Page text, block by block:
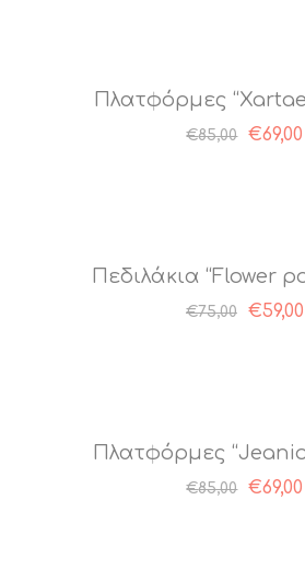
Πλατφόρμες
€85,00 €69,00
Πεδιλάκια “Flower
€75,00 €59,00
Πλατφόρμες
€85,00 €69,00